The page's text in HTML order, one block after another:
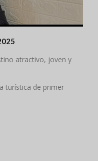
atractivo, joven y
turística de primer